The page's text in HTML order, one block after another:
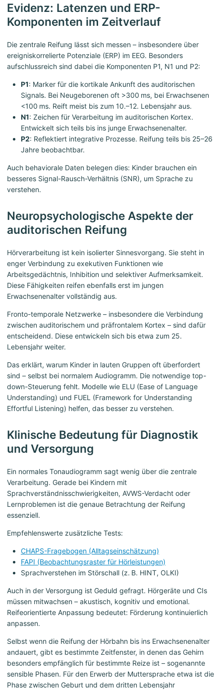
Evidenz: Latenzen und ERP-
Komponenten im Zeitverlauf
Die zentrale Reifung lässt sich messen – insbesondere über
ereigniskorrelierte Potenziale (ERP) im EEG. Besonders
aufschlussreich sind dabei die Komponenten P1, N1 und P2:
P1: Marker für die kortikale Ankunft des auditorischen
Signals. Bei Neugeborenen oft >300 ms, bei Erwachsenen
<100 ms. Reift meist bis zum 10.–12. Lebensjahr aus.
N1: Zeichen für Verarbeitung im auditorischen Kortex.
Entwickelt sich teils bis ins junge Erwachsenenalter.
P2: Reflektiert integrative Prozesse. Reifung teils bis 25–26
Jahre beobachtbar.
Auch behaviorale Daten belegen dies: Kinder brauchen ein
besseres Signal-Rausch-Verhältnis (SNR), um Sprache zu
verstehen.
Neuropsychologische Aspekte der
auditorischen Reifung
Hörverarbeitung ist kein isolierter Sinnesvorgang. Sie steht in
enger Verbindung zu exekutiven Funktionen wie
Arbeitsgedächtnis, Inhibition und selektiver Aufmerksamkeit.
Diese Fähigkeiten reifen ebenfalls erst im jungen
Erwachsenenalter vollständig aus.
Fronto-temporale Netzwerke – insbesondere die Verbindung
zwischen auditorischem und präfrontalem Kortex – sind dafür
entscheidend. Diese entwickeln sich bis etwa zum 25.
Lebensjahr weiter.
Das erklärt, warum Kinder in lauten Gruppen oft überfordert
sind – selbst bei normalem Audiogramm. Die notwendige top-
down-Steuerung fehlt. Modelle wie ELU (Ease of Language
Understanding) und FUEL (Framework for Understanding
Effortful Listening) helfen, das besser zu verstehen.
Klinische Bedeutung für Diagnostik
und Versorgung
Ein normales Tonaudiogramm sagt wenig über die zentrale
Verarbeitung. Gerade bei Kindern mit
Sprachverständnisschwierigkeiten, AVWS-Verdacht oder
Lernproblemen ist die genaue Betrachtung der Reifung
essenziell.
Empfehlenswerte zusätzliche Tests:
CHAPS-Fragebogen (Alltagseinschätzung)
FAPI (Beobachtungsraster für Hörleistungen)
Sprachverstehen im Störschall (z. B. HINT, OLKI)
Auch in der Versorgung ist Geduld gefragt. Hörgeräte und CIs
müssen mitwachsen – akustisch, kognitiv und emotional.
Reifeorientierte Anpassung bedeutet: Förderung kontinuierlich
anpassen.
Selbst wenn die Reifung der Hörbahn bis ins Erwachsenenalter
andauert, gibt es bestimmte Zeitfenster, in denen das Gehirn
besonders empfänglich für bestimmte Reize ist – sogenannte
sensible Phasen. Für den Erwerb der Muttersprache etwa ist die
Phase zwischen Geburt und dem dritten Lebensjahr